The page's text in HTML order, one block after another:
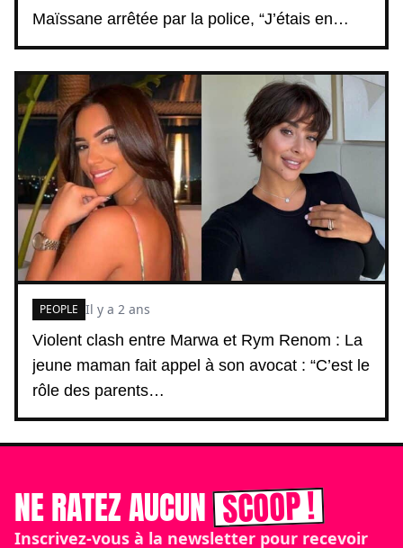
Maïssane arrêtée par la police, “J’étais en…
Violent clash entre Marwa et Rym Renom : La
jeune maman fait appel à son avocat : “C’est le
rôle des parents…
PEOPLE Il y a 2 ans
NE RATEZ AUCUNSCOOP !
Inscrivez-vous à la newsletter pour recevoir